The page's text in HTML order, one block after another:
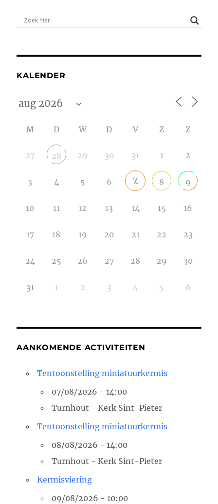
KALENDER
M D W D V Z Z
27 28 29 30 31 1 2
3 4 5 6 7 8 9
10 11 12 13 14 15 16
17 18 19 20 21 22 23
24 25 26 27 28 29 30
31 1 2 3 4 5 6
AANKOMENDE ACTIVITEITEN
Tentoonstelling miniatuurkermis
07/08/2026 - 14:00
Turnhout - Kerk Sint-Pieter
Tentoonstelling miniatuurkermis
08/08/2026 - 14:00
Turnhout - Kerk Sint-Pieter
Kermisviering
09/08/2026 - 10:00